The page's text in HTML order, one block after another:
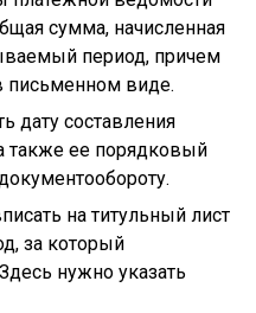
сумма, начисленная
период, причем
письменном виде.
дату составления
также ее порядковый
на титульный лист
за который
нужно указать